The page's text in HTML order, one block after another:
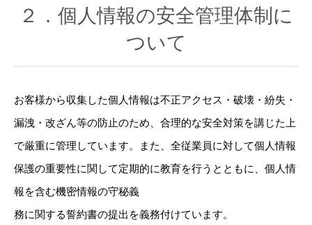
２．個人情報の安全管理体制に
ついて
お客様から収集した個人情報は不正アクセス・破壊・紛失・
漏洩・改ざん等の防止のため、合理的な安全対策を講じた上
で厳重に管理しています。また、全従業員に対して個人情報
保護の重要性に関して定期的に教育を行うとともに、個人情
報を含む機密情報の守秘義
務に関する誓約書の提出を義務付けています。